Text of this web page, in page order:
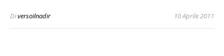
Diversoilnadir 10 Aprile 2011